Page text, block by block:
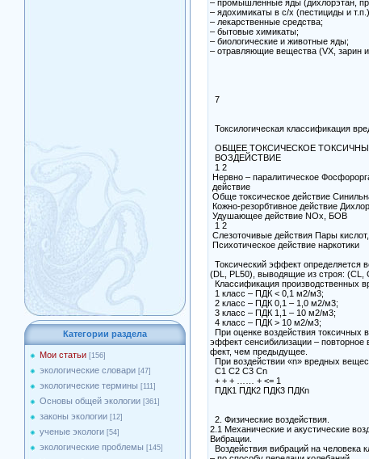
Категории раздела
Мои статьи [156]
экологические словари [47]
экологические термины [111]
Основы общей экологии [361]
законы экологии [12]
ученые экологи [54]
экологические проблемы [145]
– промышленные яды (дихлорэтан,
– ядохимикаты в с/х (пестициды и
– лекарственные средства;
– бытовые химикаты;
– биологические и животные яды;
– отравляющие вещества (VX, зарин и
7
Токсилогическая классификация
ОБЩЕЕ ТОКСИЧЕСКОЕ
ВОЗДЕЙСТВИЕ
1 2
Нервно – паралитическое
действие
Обще токсическое действие
Кожно-резорбтивное действие
Удушающее действие NОx, БОВ
1 2
Слезоточивые действия Пары
Психотическое действие наркотики
Токсический эффект определяется
(DL, PL50), выводящие из строя: (СL,
Классификация производственных
1 класс – ПДК < 0,1 м2/м3;
2 класс – ПДК 0,1 – 1,0 м2/м3;
3 класс – ПДК 1,1 – 10 м2/м3;
4 класс – ПДК > 10 м2/м3;
При оценке воздействия токсичных
эффект сенсибилизации –
фект, чем предыдущее.
При воздействии «n» вредных
С1 С2 С3 Сn
+ + + …… + <= 1
ПДК1 ПДК2 ПДК3 ПДКn
2. Физические воздействия.
2.1 Механические и акустические
Вибрации.
Воздействия вибраций на человека